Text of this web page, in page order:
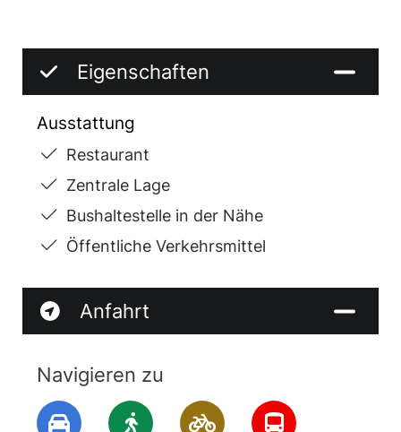
Eigenschaften
Ausstattung
Restaurant
Zentrale Lage
Bushaltestelle in der Nähe
Öffentliche Verkehrsmittel
Anfahrt
Navigieren zu